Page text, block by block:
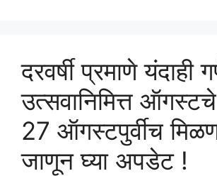
दरवर्षी प्रमाणे यंदाही
उत्सवानिमित्त
27 ऑगस्टपुर्वीच
जाणून घ्या अपडेट !